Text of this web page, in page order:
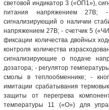
световой индикатор 3 («ОП1»),
питания напряжением 27В;
сигнализирующий о наличии
напряжением 27В; - счетчик 5
фиксации количества двойных
контроля количества
сигнализирующие о подаче
дозатора; - регулятор
смолы в теплообменнике; -
имитации срабатывания
защиты от перегрева
температуры 11 («О») для